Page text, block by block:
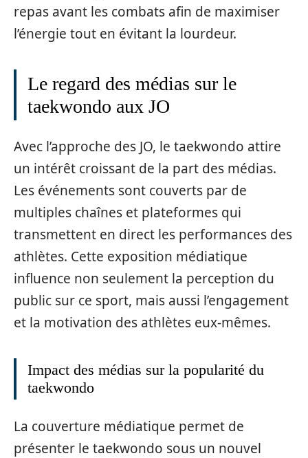
repas avant les combats afin de maximiser
l’énergie tout en évitant la lourdeur.
Le regard des médias sur le
taekwondo aux JO
Avec l’approche des JO, le taekwondo attire
un intérêt croissant de la part des médias.
Les événements sont couverts par de
multiples chaînes et plateformes qui
transmettent en direct les performances des
athlètes. Cette exposition médiatique
influence non seulement la perception du
public sur ce sport, mais aussi l’engagement
et la motivation des athlètes eux-mêmes.
Impact des médias sur la popularité du
taekwondo
La couverture médiatique permet de
présenter le taekwondo sous un nouvel